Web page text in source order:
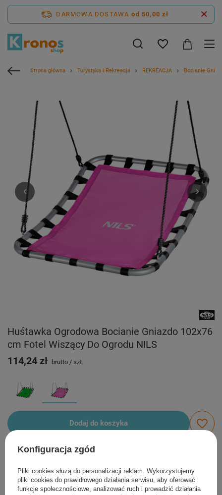
DARMOWA DOSTAWA od 50,00 zł
Strona główna Turystyka i Rekreacja REKREACJA Bocianie
Huśtawka Ogrodowa Bocianie Gniazdo 102x76
cm Fotel Wiszący Do Ogrodu NILS
114,24 zł
brutto / szt.
Dodaj do koszyka
Możesz kupić także poprzez:
Produkt dostępny Wysyłkadzisiaj(3 szt. w magazynie)
Konfiguracja zgód
Pliki cookies służą do personalizacji reklam. Wykorzystujemy
pliki cookies do prawidłowego działania serwisu, aby oferować
funkcje społecznościowe, analizować ruch i prowadzić działania